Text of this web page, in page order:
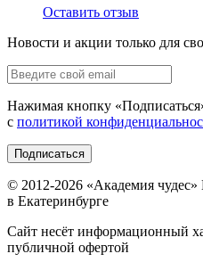
Оставить отзыв
Новости и акции только для
Нажимая кнопку «Подписаться
с политикой
Подписаться
© 2012-2026 «Академия
в Екатеринбурге
Сайт несёт информационный
публичной офертой